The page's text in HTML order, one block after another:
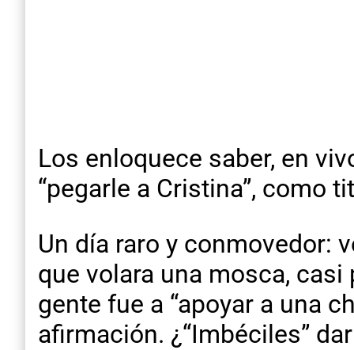
Los enloquece saber, en
“pegarle a Cristina”, como
Un día raro y conmovedor:
que volara una mosca,
gente fue a “apoyar a una
afirmación. ¿“Imbéciles”